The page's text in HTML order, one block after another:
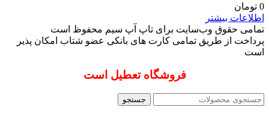
0 تومان
اطلاعات بیشتر
تمامی حقوق وب‌سایت برای تاپ آپ سیم محفوظ است
پرداخت از طریق تمامی کارت های بانکی عضو شتاب امکان پذیر
است
فروشگاه تعطیل است
جستجو